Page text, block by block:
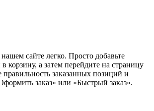
сайте легко. Просто добавьте
корзину, а затем перейдите на страницу
правильность заказанных позиций и
заказ» или «Быстрый заказ».